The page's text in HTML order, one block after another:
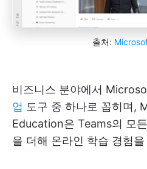
출처:
비즈니스 분야에서
업 도구 중 하나로 꼽히며,
Education은 Teams의 모
을 더해 온라인 학습 경험